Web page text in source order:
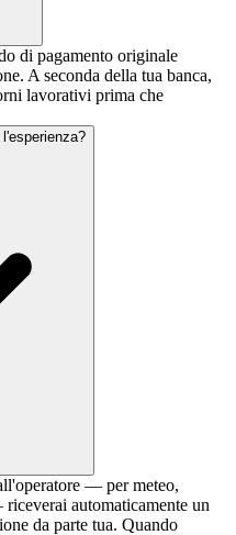
di pagamento originale
A seconda della tua banca,
lavorativi prima che
— per meteo,
automaticamente un
da parte tua. Quando